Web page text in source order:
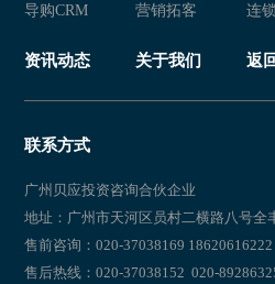
导购CRM
营销拓客 连
资讯动态 关于我们 返
联系方式
广州贝应投资咨询合伙企业
地址：广州市天河区员村二横路八号全
售前咨询：020-37038169 18620616222
售后热线：020-37038152 020-